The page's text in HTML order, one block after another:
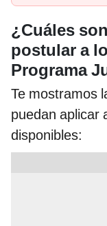
¿Cuáles
postular a
Programa
Te mostramos
puedan aplicar
disponibles: